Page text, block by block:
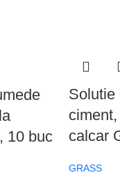
10 buc
Solutie
calcar
GRASS